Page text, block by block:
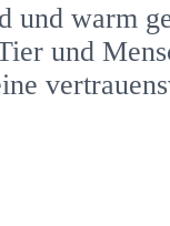
und warm
und